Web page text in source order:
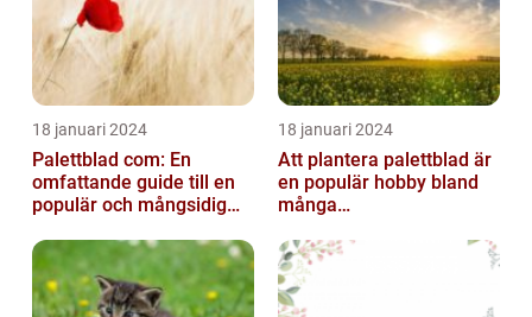
18 januari 2024
Palettblad com: En
omfattande guide till en
populär och mångsidig
18 januari 2024
Att plantera palettblad är
en populär hobby bland
många
kan bidra till att ...